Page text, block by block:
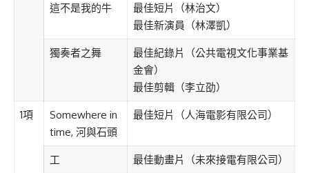
這不是我的牛
最佳短片（林治文）
最佳新演員（林澤凱）
獨奏者之舞
最佳紀錄片（公共電視文化事業基
金會）
最佳剪輯（李立劭）
1項
Somewhere in
time, 河與石頭
最佳短片（人海電影有限公司）
工 最佳動畫片（未來接電有限公司）